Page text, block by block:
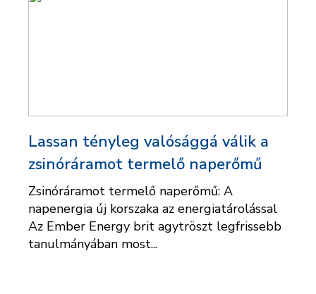
Lassan tényleg valósággá válik a
zsinóráramot termelő naperőmű
Zsinóráramot termelő naperőmű: A
napenergia új korszaka az energiatárolással
Az Ember Energy brit agytröszt legfrissebb
tanulmányában most...